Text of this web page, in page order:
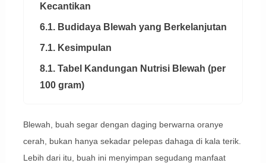
Kecantikan
6.1. Budidaya Blewah yang Berkelanjutan
7.1. Kesimpulan
8.1. Tabel Kandungan Nutrisi Blewah (per
100 gram)
Blewah, buah segar dengan daging berwarna oranye
cerah, bukan hanya sekadar pelepas dahaga di kala terik.
Lebih dari itu, buah ini menyimpan segudang manfaat